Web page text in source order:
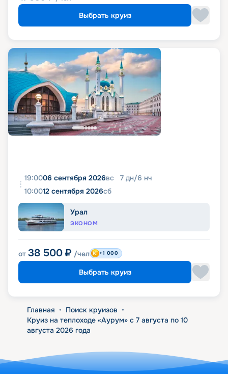
Выбрать круиз
19:0006 сентября 2026вс 7 дн/6 нч
10:0012 сентября 2026сб
Урал
ЭКОНОМ
от 38 500 ₽ /чел +1 000
Выбрать круиз
Главная • Поиск круизов •
Круиз на теплоходе «Аурум» с 7 августа по 10
августа 2026 года